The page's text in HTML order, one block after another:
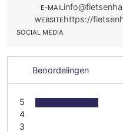
E-MAIL
WEBSITEhttps://
SOCIAL MEDIA
Beoordelingen
5
4
3